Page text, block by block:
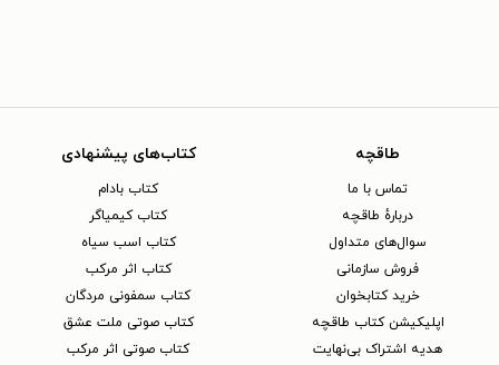
طاقچه
تماس با ما
دربارهٔ طاقچه
سوال‌های متداول
فروش سازمانی
خرید کتابخوان
اپلیکیشن کتاب طاقچه
هدیه اشتراک بی‌نهایت
کتاب‌های پیشنهادی
کتاب بادام
کتاب کیمیاگر
کتاب اسب سیاه
کتاب اثر مرکب
کتاب سمفونی مردگان
کتاب صوتی ملت عشق
کتاب صوتی اثر مرکب